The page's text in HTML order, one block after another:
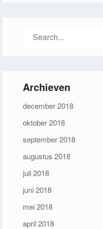
Archieven
december 2018
oktober 2018
september 2018
augustus 2018
juli 2018
juni 2018
mei 2018
april 2018